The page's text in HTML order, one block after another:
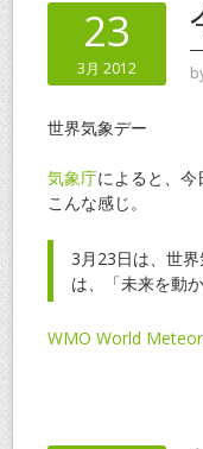
23
3月 2012
世界気象デー
気象庁によると、今
こんな感じ。
3月23日は、世
は、「未来を動
WMO World